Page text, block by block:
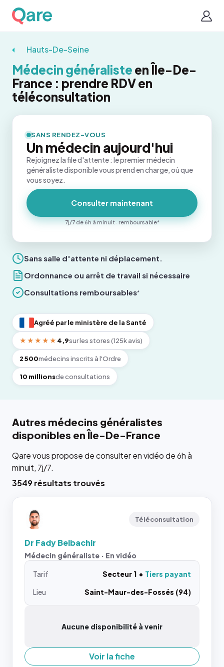
Hauts-De-Seine
Médecin généraliste en Île-De-
France : prendre RDV en
téléconsultation
Sans salle d'attente ni déplacement.
Ordonnance ou arrêt de travail si nécessaire
Consultations remboursables*
Agréé par le ministère de la Santé
★★★★★ 4,9sur les stores (125k avis)
2 500médecins inscrits à l'Ordre
10 millionsde consultations
SANS RENDEZ-VOUS
Un médecin aujourd'hui
Rejoignez la file d'attente : le premier médecin
généraliste disponible vous prend en charge, où que
vous soyez.
Consulter maintenant
7j/7 de 6h à minuit · remboursable*
Autres médecins généralistes
disponibles en Île-De-France
Qare vous propose de consulter en vidéo de 6h à
minuit, 7j/7.
3549 résultats trouvés
Téléconsultation
Dr Fady Belbachir
Médecin généraliste · En vidéo
Tarif Secteur 1
Tiers payant
Lieu
Saint-Maur-des-Fossés (94)
Aucune disponibilité à venir
Voir la fiche